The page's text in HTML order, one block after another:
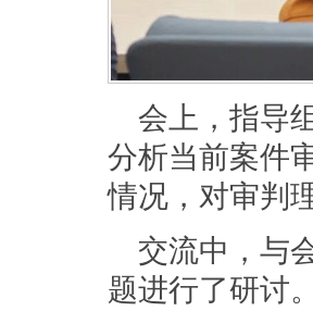
会上，指导
分析当前案件
情况，对审判
交流中，与
题进行了研讨